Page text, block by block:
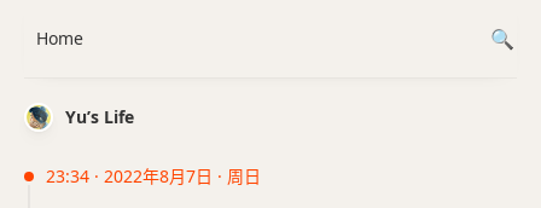
Yu’s Life
23:34 · 2022年8月7日 · 周日
Home